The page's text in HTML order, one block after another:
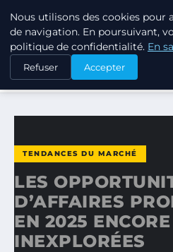
TUEZ-LES TOUS
ACCUEIL
TENDANCES DU
LES OPPORTUNITÉS
TENDANCES DU MARCHÉ
LES
D’AFFAIRES
EN 2025 ENCORE
INEXPLORÉES
Nous utilisons des cookies pour
de navigation. En poursuivant,
politique de confidentialité. En
Refuser Accepter